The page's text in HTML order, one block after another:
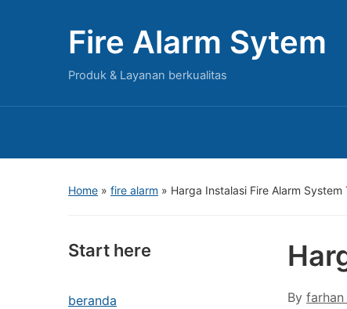
Fire Alarm Sytem
Produk & Layanan berkualitas
Home » fire alarm » Harga Instalasi Fire Alarm System
Start here
beranda By farhan